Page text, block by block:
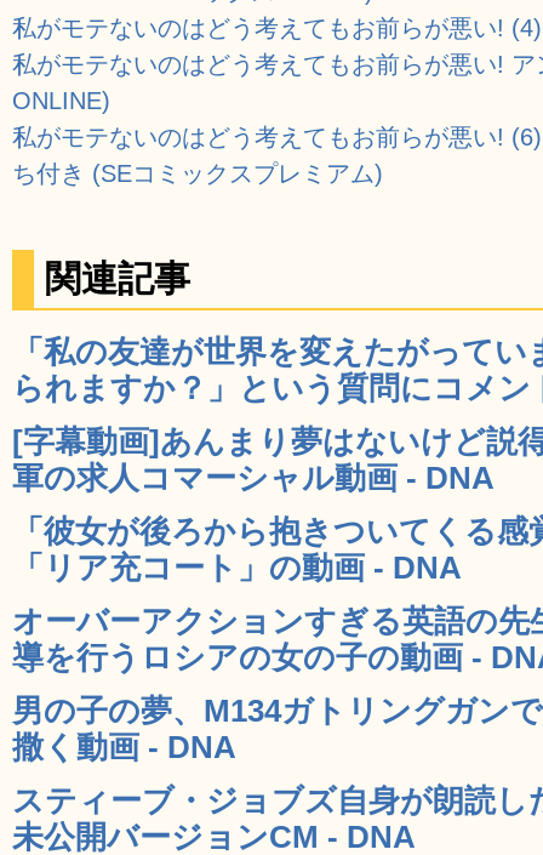
私がモテないのはどう考えてもお前らが悪い!
私がモテないのはどう考えてもお前らが悪い!
ONLINE)
私がモテないのはどう考えてもお前らが悪い!
ち付き (SEコミックスプレミアム)
関連記事
「私の友達が世界を変えたがって
られますか？」という質問にコメン
[字幕動画]あんまり夢はないけど説
軍の求人コマーシャル動画 - DNA
「彼女が後ろから抱きついてくる
「リア充コート」の動画 - DNA
オーバーアクションすぎる英語の
導を行うロシアの女の子の動画 -
男の子の夢、M134ガトリングガン
撒く動画 - DNA
スティーブ・ジョブズ自身が朗読
未公開バージョンCM - DNA